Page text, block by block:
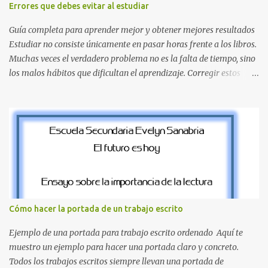
pierdas la letra O , diseñada con ese estilo geométrico tan carac...
Errores que debes evitar al estudiar
Guía completa para aprender mejor y obtener mejores resultados
Estudiar no consiste únicamente en pasar horas frente a los libros.
Muchas veces el verdadero problema no es la falta de tiempo, sino
los malos hábitos que dificultan el aprendizaje. Corregir estos
exámenes, tareas y proyectos escolares. En esta guía descubrirás
cuáles son los errores más comunes al estudiar, por qué afectan tu
rendimiento y qué puedes hacer para evitarlos. Si eres estudiante
¿Por qué es importante identificar los errores al estudiar? Muchas
personas creen que estudiar durante varias horas garantiza
buenos resultados. Sin embargo, la calidad del estudio es mucho
más importante que la cantidad de tiempo invertido. Cuando
detectas y corrige...
Cómo hacer la portada de un trabajo escrito
Ejemplo de una portada para trabajo escrito ordenado Aquí te
muestro un ejemplo para hacer una portada claro y concreto.
Todos los trabajos escritos siempre llevan una portada de